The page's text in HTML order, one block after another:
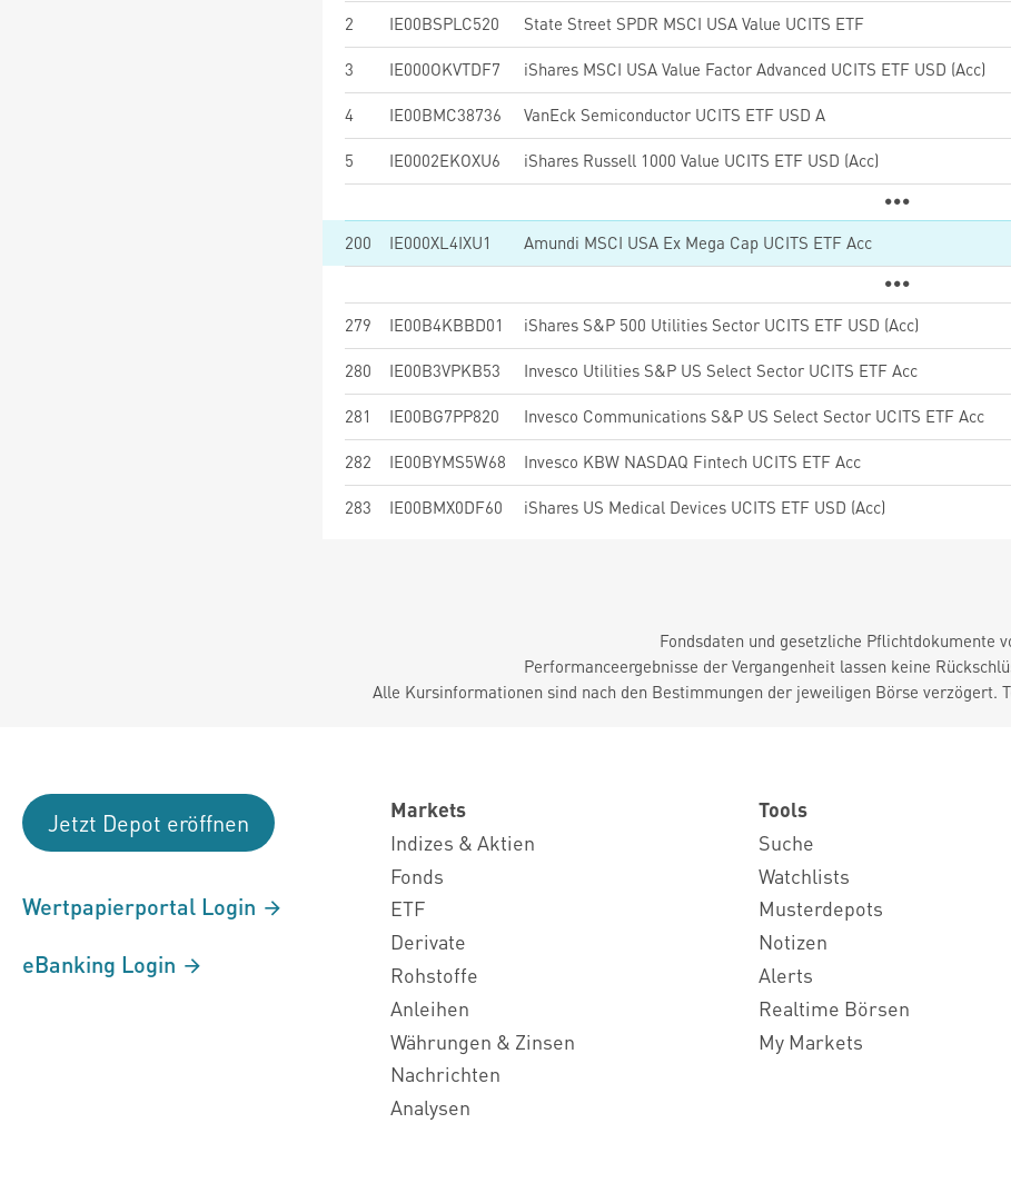
2 IE00BSPLC520 State Street SPDR MSCI USA Value UCITS ETF
3 IE000OKVTDF7 iShares MSCI USA Value Factor Advanced UCITS ETF USD (Acc)
4 IE00BMC38736 VanEck Semiconductor UCITS ETF USD A
5 IE0002EKOXU6 iShares Russell 1000 Value UCITS ETF USD (Acc)
200 IE000XL4IXU1 Amundi MSCI USA Ex Mega Cap UCITS ETF Acc
279 IE00B4KBBD01 iShares S&P 500 Utilities Sector UCITS ETF USD (Acc)
280 IE00B3VPKB53 Invesco Utilities S&P US Select Sector UCITS ETF Acc
281 IE00BG7PP820 Invesco Communications S&P US Select Sector UCITS ETF Acc
282 IE00BYMS5W68 Invesco KBW NASDAQ Fintech UCITS ETF Acc
283 IE00BMX0DF60 iShares US Medical Devices UCITS ETF USD (Acc)
Fondsdaten und gesetzliche Pflichtdokumente
Performanceergebnisse der Vergangenheit lassen keine
Alle Kursinformationen sind nach den Bestimmungen der jeweiligen Börse verzögert.
Jetzt Depot eröffnen
Wertpapierportal Login
eBanking Login
Markets
Indizes & Aktien
Fonds
ETF
Derivate
Rohstoffe
Anleihen
Währungen & Zinsen
Nachrichten
Analysen
Tools
Suche
Watchlists
Musterdepots
Notizen
Alerts
Realtime Börsen
My Markets